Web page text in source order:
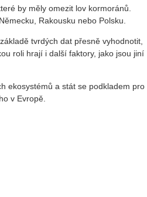
by měly omezit lov kormoránů.
Rakousku nebo Polsku.
tvrdých dat přesně vyhodnotit,
roli hrají i další faktory, jako jsou jiní
ekosystémů a stát se podkladem pro
v Evropě.